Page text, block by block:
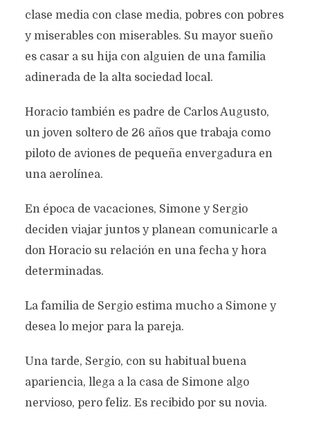
clase media con clase media, pobres con pobres
y miserables con miserables. Su mayor sueño
es casar a su hija con alguien de una familia
adinerada de la alta sociedad local.
Horacio también es padre de Carlos Augusto,
un joven soltero de 26 años que trabaja como
piloto de aviones de pequeña envergadura en
una aerolínea.
En época de vacaciones, Simone y Sergio
deciden viajar juntos y planean comunicarle a
don Horacio su relación en una fecha y hora
determinadas.
La familia de Sergio estima mucho a Simone y
desea lo mejor para la pareja.
Una tarde, Sergio, con su habitual buena
apariencia, llega a la casa de Simone algo
nervioso, pero feliz. Es recibido por su novia.